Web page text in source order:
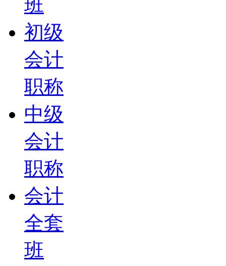
班
初级
会计
职称
中级
会计
职称
会计
全套
班